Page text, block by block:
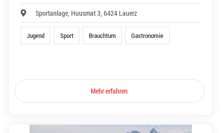
Sportanlage, Huusmat 3, 6424 Lauerz
Jugend Sport Brauchtum Gastronomie
Mehr erfahren